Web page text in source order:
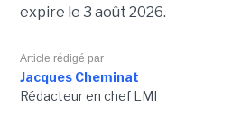
expire le 3 août 2026.
Article rédigé par
Jacques Cheminat
Rédacteur en chef LMI